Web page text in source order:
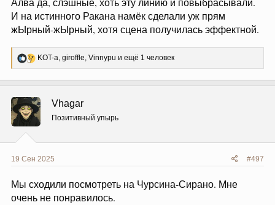
И на истинного Ракана намёк сделали уж прям
жЫрный-жЫрный, хотя сцена получилась эффектной.
Р
е
ц
и
и
:
KOT-a, giroffle, Vinnypu и ещё 1 человек
Vhagar
Позитивный упырь
19 Сен 2025 #497
Мы сходили посмотреть на Чурсина-Сирано. Мне
очень не понравилось.